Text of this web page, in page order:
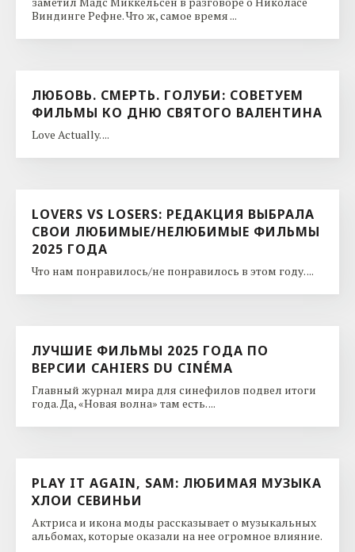
Виндинге Рефне. Что ж, самое время ...
ЛЮБОВЬ. СМЕРТЬ. ГОЛУБИ: СОВЕТУЕМ
ФИЛЬМЫ КО ДНЮ CВЯТОГО ВАЛЕНТИНА
Love Actually. ...
LOVERS VS LOSERS: РЕДАКЦИЯ ВЫБРАЛА
СВОИ ЛЮБИМЫЕ/НЕЛЮБИМЫЕ ФИЛЬМЫ
2025 ГОДА
Что нам понравилось/не понравилось в этом году. ...
ЛУЧШИЕ ФИЛЬМЫ 2025 ГОДА ПО
ВЕРСИИ CAHIERS DU CINÉMA
Главный журнал мира для синефилов подвел итоги
года. Да, «Новая волна» там есть. ...
PLAY IT AGAIN, SAM: ЛЮБИМАЯ МУЗЫКА
ХЛОИ СЕВИНЬИ
Актриса и икона моды рассказывает о музыкальных
альбомах, которые оказали на нее огромное влияние.